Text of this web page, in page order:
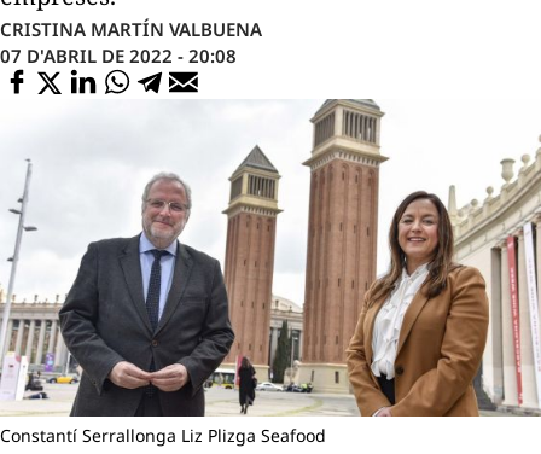
CRISTINA MARTÍN VALBUENA
07 D'ABRIL DE 2022 - 20:08
Constantí Serrallonga Liz Plizga Seafood